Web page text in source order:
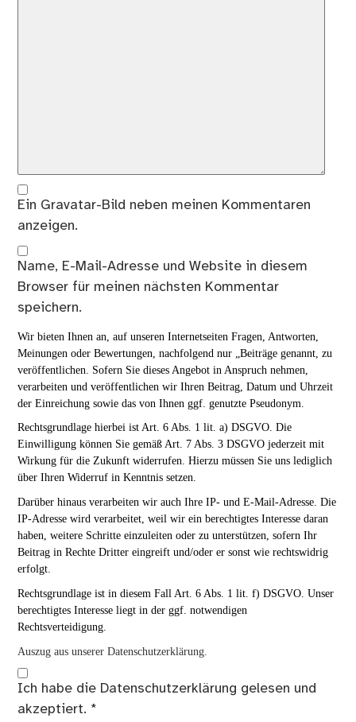
Ein Gravatar-Bild neben meinen Kommentaren
anzeigen.
Name, E-Mail-Adresse und Website in diesem
Browser für meinen nächsten Kommentar
speichern.
Wir bieten Ihnen an, auf unseren Internetseiten Fragen, Antworten,
Meinungen oder Bewertungen, nachfolgend nur „Beiträge genannt, zu
veröffentlichen. Sofern Sie dieses Angebot in Anspruch nehmen,
verarbeiten und veröffentlichen wir Ihren Beitrag, Datum und Uhrzeit
der Einreichung sowie das von Ihnen ggf. genutzte Pseudonym.
Rechtsgrundlage hierbei ist Art. 6 Abs. 1 lit. a) DSGVO. Die
Einwilligung können Sie gemäß Art. 7 Abs. 3 DSGVO jederzeit mit
Wirkung für die Zukunft widerrufen. Hierzu müssen Sie uns lediglich
über Ihren Widerruf in Kenntnis setzen.
Darüber hinaus verarbeiten wir auch Ihre IP- und E-Mail-Adresse. Die
IP-Adresse wird verarbeitet, weil wir ein berechtigtes Interesse daran
haben, weitere Schritte einzuleiten oder zu unterstützen, sofern Ihr
Beitrag in Rechte Dritter eingreift und/oder er sonst wie rechtswidrig
erfolgt.
Rechtsgrundlage ist in diesem Fall Art. 6 Abs. 1 lit. f) DSGVO. Unser
berechtigtes Interesse liegt in der ggf. notwendigen
Rechtsverteidigung.
Auszug aus unserer Datenschutzerklärung.
Ich habe die Datenschutzerklärung gelesen und
akzeptiert. *